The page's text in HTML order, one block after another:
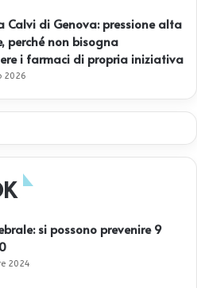
Calvi di Genova: pressione alta
perché non bisogna
i farmaci di propria iniziativa
2026
si possono prevenire 9
2024